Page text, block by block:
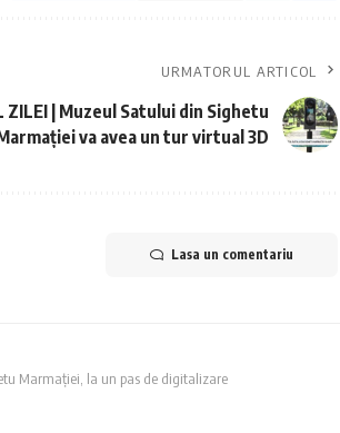
URMATORUL ARTICOL
ZILEI | Muzeul Satului din Sighetu
va avea un tur virtual 3D
Lasa un comentariu
Marmației, la un pas de digitalizare